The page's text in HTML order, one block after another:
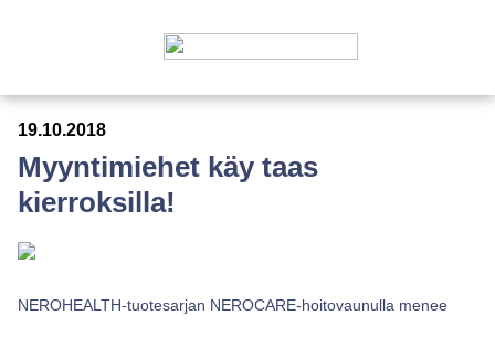
19.10.2018
Myyntimiehet käy taas
kierroksilla!
NEROHEALTH-tuotesarjan NEROCARE-hoitovaunulla menee